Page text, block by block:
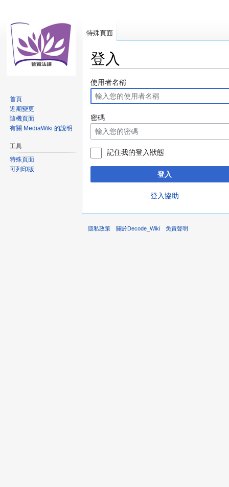
登入
跳
至
導
覽
跳
至
搜
尋
使用者名稱
密碼
記住我的登入狀態
登入
登入協助
特殊頁面
首頁
近期變更
隨機頁面
有關 MediaWiki 的說明
工具
特殊頁面
可列印版
隱私政策 關於Decode_Wiki 免責聲明